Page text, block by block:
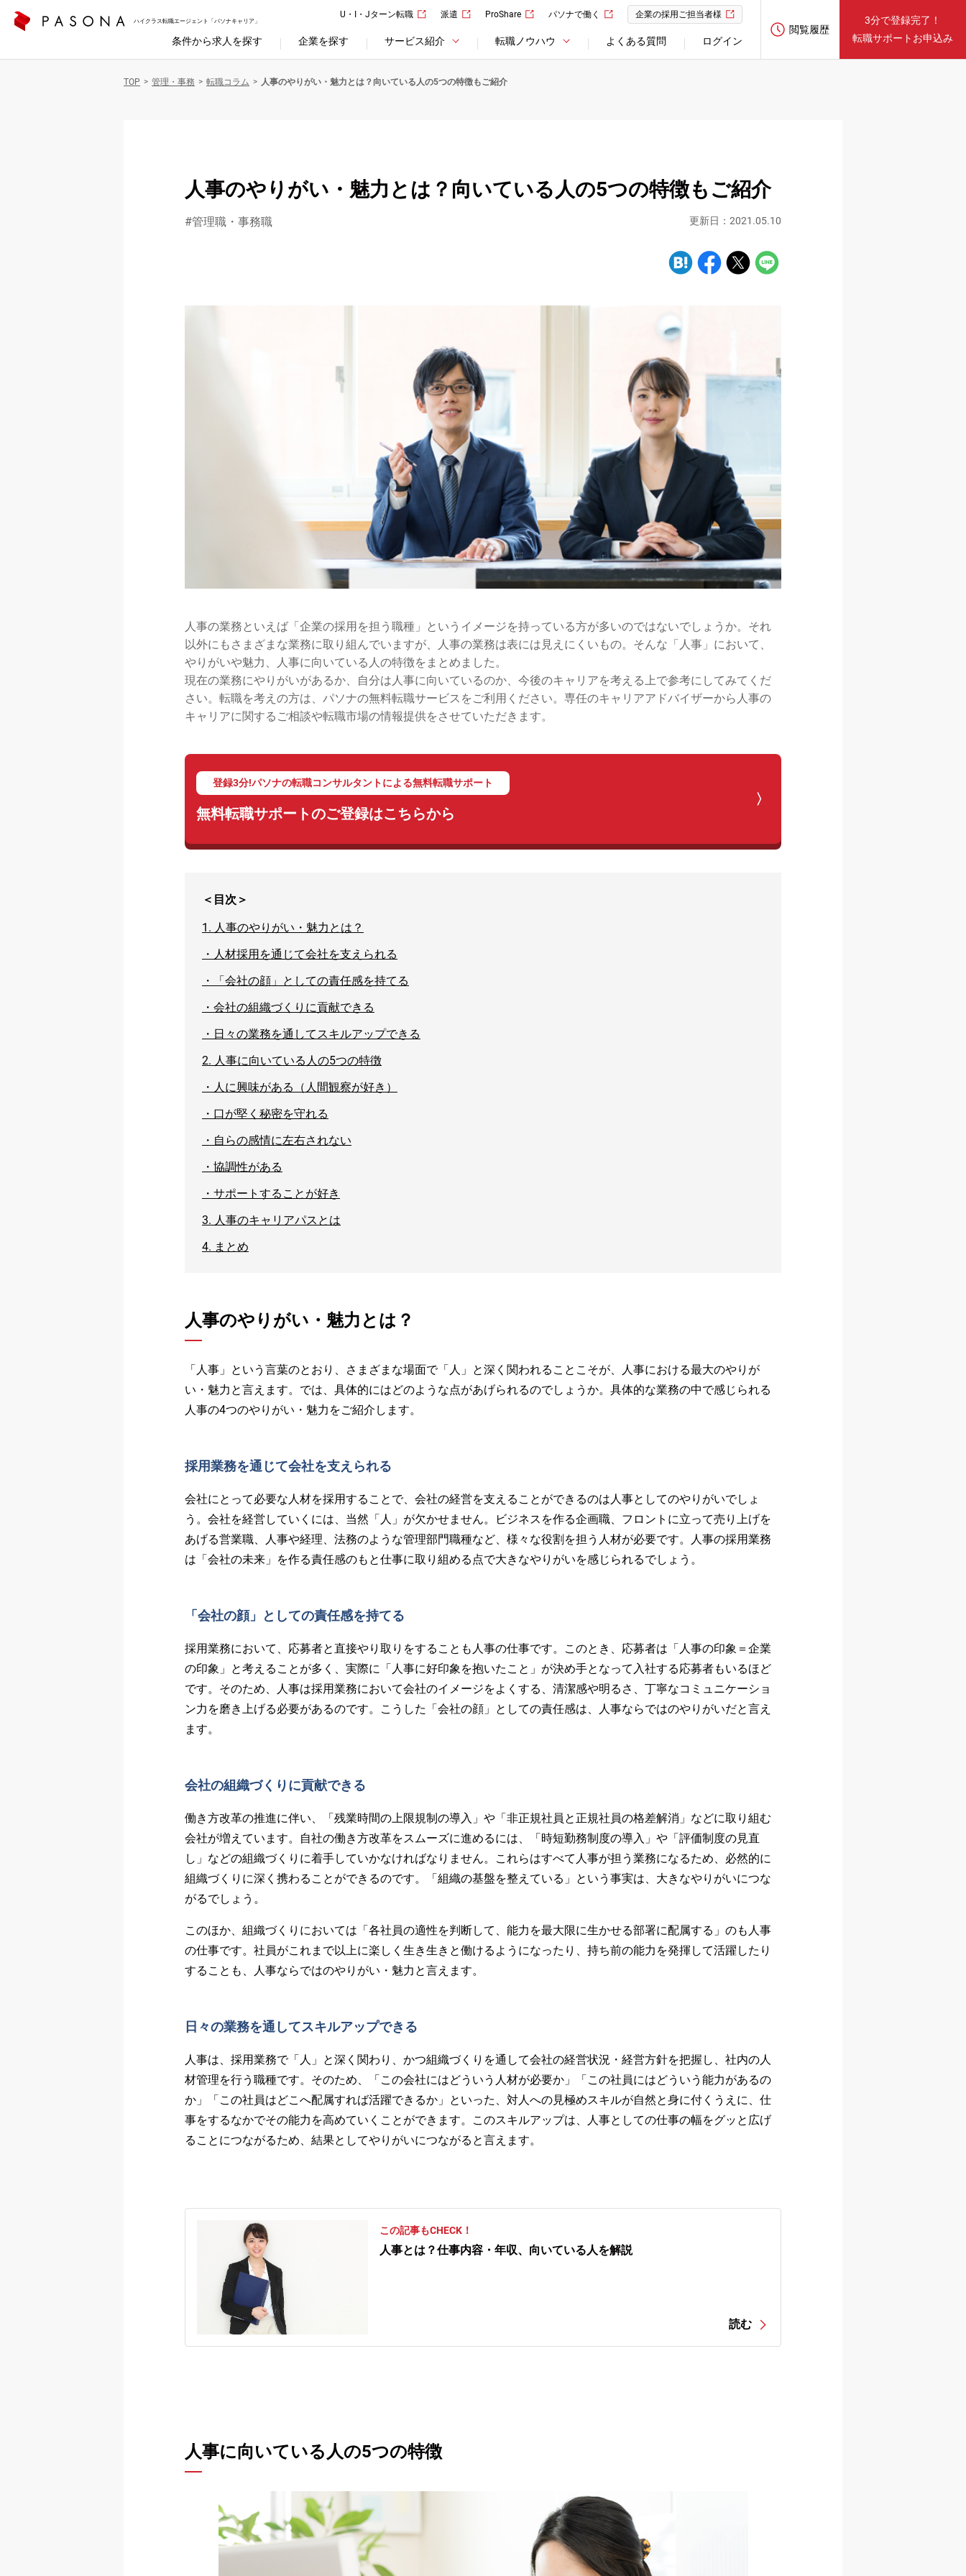
ハイクラス転職エージェント「パソナキャリア」
U・I・Jターン転職 派遣 ProShare パソナで働く 企業の採用ご担当者様
条件から求人を探す 企業を探す サービス紹介 転職ノウハウ よくある質問 ログイン
閲覧履歴
3分で登録完了！
転職サポートお申込み
TOP 管理・事務 転職コラム 人事のやりがい・魅力とは？向いている人の5つの特徴もご紹介
人事のやりがい・魅力とは？向いている人の5つの特徴もご紹介
管理職・事務職 更新日：2021.05.10
人事の業務といえば「企業の採用を担う職種」というイメージを持っている方が多いのではないでしょうか。それ
以外にもさまざまな業務に取り組んでいますが、人事の業務は表には見えにくいもの。そんな「人事」において、
やりがいや魅力、人事に向いている人の特徴をまとめました。
現在の業務にやりがいがあるか、自分は人事に向いているのか、今後のキャリアを考える上で参考にしてみてくだ
さい。転職を考えの方は、パソナの無料転職サービスをご利用ください。専任のキャリアアドバイザーから人事の
キャリアに関するご相談や転職市場の情報提供をさせていただきます。
登録3分!パソナの転職コンサルタントによる無料転職サポート
無料転職サポートのご登録はこちらから
＜目次＞
1. 人事のやりがい・魅力とは？
・ 人材採用を通じて会社を支えられる
・
「会社の顔」としての責任感を持てる
・ 会社の組織づくりに貢献できる
・ 日々の業務を通してスキルアップできる
2. 人事に向いている人の5つの特徴
・ 人に興味がある（人間観察が好き）
・ 口が堅く秘密を守れる
・ 自らの感情に左右されない
・ 協調性がある
・ サポートすることが好き
3. 人事のキャリアパスとは
4. まとめ
人事のやりがい・魅力とは？
「人事」という言葉のとおり、さまざまな場面で「人」と深く関われることこそが、人事における最大のやりが
い・魅力と言えます。では、具体的にはどのような点があげられるのでしょうか。具体的な業務の中で感じられる
人事の4つのやりがい・魅力をご紹介します。
採用業務を通じて会社を支えられる
会社にとって必要な人材を採用することで、会社の経営を支えることができるのは人事としてのやりがいでしょ
う。会社を経営していくには、当然「人」が欠かせません。ビジネスを作る企画職、フロントに立って売り上げを
あげる営業職、人事や経理、法務のような管理部門職種など、様々な役割を担う人材が必要です。人事の採用業務
は「会社の未来」を作る責任感のもと仕事に取り組める点で大きなやりがいを感じられるでしょう。
「会社の顔」としての責任感を持てる
採用業務において、応募者と直接やり取りをすることも人事の仕事です。このとき、応募者は「人事の印象＝企業
の印象」と考えることが多く、実際に「人事に好印象を抱いたこと」が決め手となって入社する応募者もいるほど
です。そのため、人事は採用業務において会社のイメージをよくする、清潔感や明るさ、丁寧なコミュニケーショ
ン力を磨き上げる必要があるのです。こうした「会社の顔」としての責任感は、人事ならではのやりがいだと言え
ます。
会社の組織づくりに貢献できる
働き方改革の推進に伴い、「残業時間の上限規制の導入」や「非正規社員と正規社員の格差解消」などに取り組む
会社が増えています。自社の働き方改革をスムーズに進めるには、「時短勤務制度の導入」や「評価制度の見直
し」などの組織づくりに着手していかなければなりません。これらはすべて人事が担う業務になるため、必然的に
組織づくりに深く携わることができるのです。「組織の基盤を整えている」という事実は、大きなやりがいにつな
がるでしょう。
このほか、組織づくりにおいては「各社員の適性を判断して、能力を最大限に生かせる部署に配属する」のも人事
の仕事です。社員がこれまで以上に楽しく生き生きと働けるようになったり、持ち前の能力を発揮して活躍したり
することも、人事ならではのやりがい・魅力と言えます。
日々の業務を通してスキルアップできる
人事は、採用業務で「人」と深く関わり、かつ組織づくりを通して会社の経営状況・経営方針を把握し、社内の人
材管理を行う職種です。そのため、「この会社にはどういう人材が必要か」「この社員にはどういう能力があるの
か」「この社員はどこへ配属すれば活躍できるか」といった、対人への見極めスキルが自然と身に付くうえに、仕
事をするなかでその能力を高めていくことができます。このスキルアップは、人事としての仕事の幅をグッと広げ
ることにつながるため、結果としてやりがいにつながると言えます。
この記事もCHECK！
人事とは？仕事内容・年収、向いている人を解説
人事に向いている人の5つの特徴